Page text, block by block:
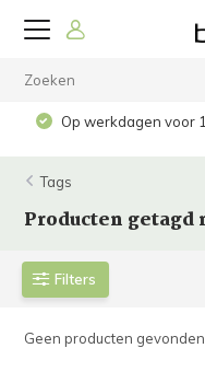
Op werkdagen voor
Tags
Producten getagd
Filters
Geen producten